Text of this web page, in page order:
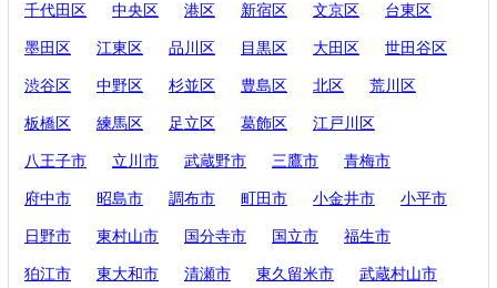
千代田区 中央区 港区 新宿区 文京区 台東区
墨田区 江東区 品川区 目黒区 大田区 世田谷区
渋谷区 中野区 杉並区 豊島区 北区 荒川区
板橋区 練馬区 足立区 葛飾区 江戸川区
八王子市 立川市 武蔵野市 三鷹市 青梅市
府中市 昭島市 調布市 町田市 小金井市 小平市
日野市 東村山市 国分寺市 国立市 福生市
狛江市 東大和市 清瀬市 東久留米市 武蔵村山市